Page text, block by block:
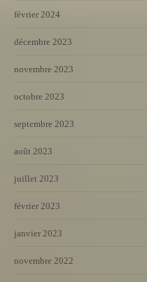
février 2024
décembre 2023
novembre 2023
octobre 2023
septembre 2023
août 2023
juillet 2023
février 2023
janvier 2023
novembre 2022